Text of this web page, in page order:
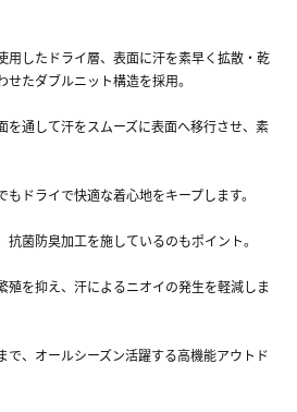
用したドライ層、表面に汗を素早く拡散・乾
たダブルニット構造を採用。
を通して汗をスムーズに表面へ移行させ、素
ドライで快適な着心地をキープします。
菌防臭加工を施しているのもポイント。
殖を抑え、汗によるニオイの発生を軽減しま
で、オールシーズン活躍する高機能アウトド